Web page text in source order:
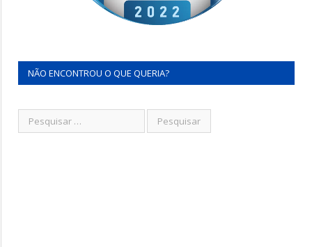
NÃO ENCONTROU O QUE QUERIA?